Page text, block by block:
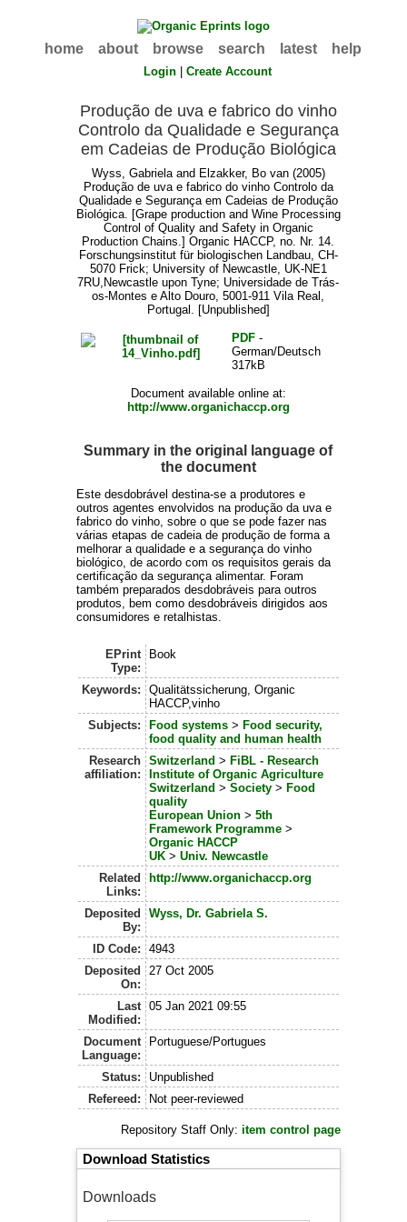
home about browse search latest help
Login |Create Account
Produção de uva e fabrico do vinho
Controlo da Qualidade e Segurança
em Cadeias de Produção Biológica
Wyss, Gabrielaand Elzakker, Bo van(2005)
Produção de uva e fabrico do vinho Controlo da
Qualidade e Segurança em Cadeias de Produção
Biológica. [Grape production and Wine Processing
Control of Quality and Safety in Organic
Production Chains.] Organic HACCP, no. Nr. 14.
Forschungsinstitut für biologischen Landbau, CH-
5070 Frick; University of Newcastle, UK-NE1
7RU,Newcastle upon Tyne; Universidade de Trás-
os-Montes e Alto Douro, 5001-911 Vila Real,
Portugal. [Unpublished]
PDF-
German/Deutsch
317kB
Document available online at:
http://www.organichaccp.org
Summary in the original language of
the document
Este desdobrável destina-se a produtores e
outros agentes envolvidos na produção da uva e
fabrico do vinho, sobre o que se pode fazer nas
várias etapas de cadeia de produção de forma a
melhorar a qualidade e a segurança do vinho
biológico, de acordo com os requisitos gerais da
certificação da segurança alimentar. Foram
também preparados desdobráveis para outros
produtos, bem como desdobráveis dirigidos aos
consumidores e retalhistas.
EPrint
Type:
Book
Keywords:
Qualitätssicherung, Organic
HACCP,vinho
Subjects:
Food systems > Food security,
food quality and human health
Research
affiliation:
Switzerland > FiBL - Research
Institute of Organic Agriculture
Switzerland >Society > Food
quality
European Union >5th
Framework Programme >
Organic HACCP
UK >Univ. Newcastle
Related
Links:
http://www.organichaccp.org
Deposited
By:
Wyss, Dr. Gabriela S.
ID Code:
4943
Deposited
On:
27 Oct 2005
Last
Modified:
05 Jan 2021 09:55
Document
Language:
Portuguese/Portugues
Status:
Unpublished
Refereed:
Not peer-reviewed
Repository Staff Only: item control page
Download Statistics
Downloads